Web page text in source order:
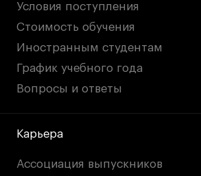
Условия поступления
Стоимость обучения
Иностранным студентам
График учебного года
Вопросы и ответы
Карьера
Ассоциация выпускников